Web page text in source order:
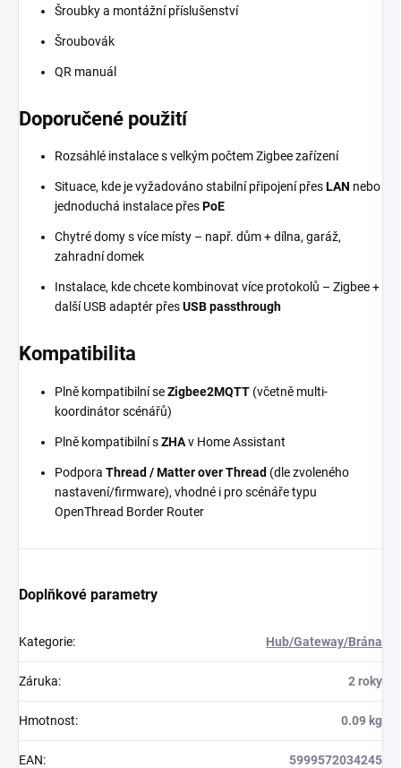
Šroubky a montážní příslušenství
Šroubovák
QR manuál
Doporučené použití
Rozsáhlé instalace s velkým počtem Zigbee zařízení
Situace, kde je vyžadováno stabilní připojení přesLAN nebo
jednoduchá instalace přesPoE
Chytré domy s více místy – např. dům + dílna, garáž,
zahradní domek
Instalace, kde chcete kombinovat více protokolů – Zigbee +
další USB adaptér přesUSB passthrough
Kompatibilita
Plně kompatibilní seZigbee2MQTT (včetně multi-
koordinátor scénářů)
Plně kompatibilní sZHAv Home Assistant
Podpora Thread / Matter over Thread (dle zvoleného
nastavení/firmware), vhodné i pro scénáře typu
OpenThread Border Router
Doplňkové parametry
Kategorie: Hub/Gateway/Brána
Záruka: 2 roky
Hmotnost: 0.09 kg
EAN: 5999572034245